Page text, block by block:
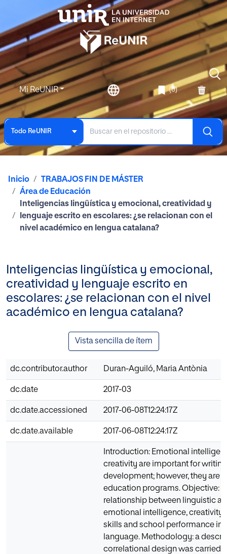
Mi ReUNIR (0)
Todo ReUNIR
Inicio
TRABAJOS FIN DE MÁSTER
Área de Educación
Inteligencias lingüística y emocional, creatividad y
lenguaje escrito en escolares: ¿se relacionan con el
nivel académico en lengua catalana?
Inteligencias lingüística y emocional,
creatividad y lenguaje escrito en
escolares: ¿se relacionan con el nivel
académico en lengua catalana?
Vista sencilla de ítem
dc.contributor.author Duran-Aguiló, Maria Antònia
dc.date 2017-03
dc.date.accessioned 2017-06-08T12:24:17Z
dc.date.available 2017-06-08T12:24:17Z
Introduction: Emotional
creativity are important for
development; however, they are
education programs. Objective:
relationship between linguistic
emotional intelligence, creativity,
skills and school performance in
language. Methodology: a
correlational design was carried